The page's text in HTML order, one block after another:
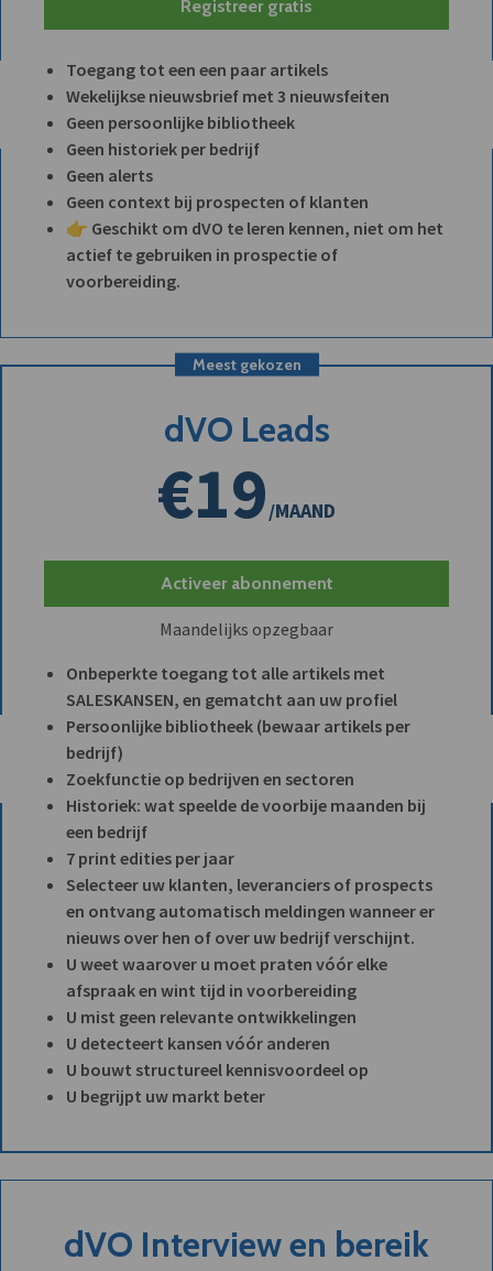
Registreer gratis
Toegang tot een een paar artikels
Wekelijkse nieuwsbrief met 3 nieuwsfeiten
Geen persoonlijke bibliotheek
Geen historiek per bedrijf
Geen alerts
Geen context bij prospecten of klanten
👉 Geschikt om dVO te leren kennen, niet om het
actief te gebruiken in prospectie of
voorbereiding.
Meest gekozen
dVO Leads
€19/MAAND
Activeer abonnement
Maandelijks opzegbaar
Onbeperkte toegang tot alle artikels met
SALESKANSEN, en gematcht aan uw profiel
Persoonlijke bibliotheek (bewaar artikels per
bedrijf)
Zoekfunctie op bedrijven en sectoren
Historiek: wat speelde de voorbije maanden bij
een bedrijf
7 print edities per jaar
Selecteer uw klanten, leveranciers of prospects
en ontvang automatisch meldingen wanneer er
nieuws over hen of over uw bedrijf verschijnt.
U weet waarover u moet praten vóór elke
afspraak en wint tijd in voorbereiding
U mist geen relevante ontwikkelingen
U detecteert kansen vóór anderen
U bouwt structureel kennisvoordeel op
U begrijpt uw markt beter
dVO Interview en bereik